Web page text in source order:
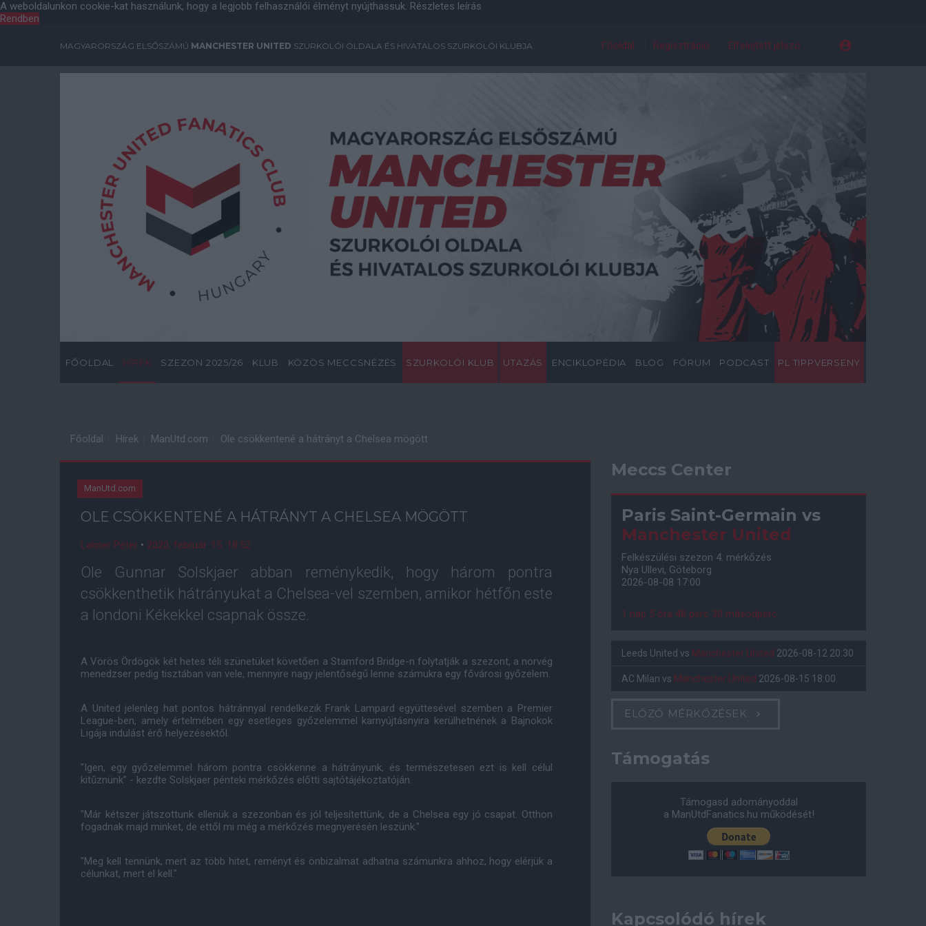
A weboldalunkon cookie-kat használunk, hogy a legjobb felhasználói élményt nyújthassuk. Részletes leírás
Rendben
MAGYARORSZÁG ELSŐSZÁMÚ MANCHESTER UNITED SZURKOLÓI OLDALA ÉS HIVATALOS SZURKOLÓI KLUBJA Főoldal Regisztráció Elfelejtett jelszó
FŐOLDAL HÍREK SZEZON 2025/26 KLUB KÖZÖS MECCSNÉZÉS SZURKOLÓI KLUB UTAZÁS ENCIKLOPÉDIA BLOG FÓRUM PODCAST PL TIPPVERSENY
Főoldal Hírek ManUtd.com Ole csökkentené a hátrányt a Chelsea mögött
ManUtd.com
OLE CSÖKKENTENÉ A HÁTRÁNYT A CHELSEA MÖGÖTT
Lakner Péter • 2020. február. 15. 18:52
Ole Gunnar Solskjaer abban reménykedik, hogy három pontra
csökkenthetik hátrányukat a Chelsea-vel szemben, amikor hétfőn este
a londoni Kékekkel csapnak össze.
A Vörös Ördögök két hetes téli szünetüket követően a Stamford Bridge-n folytatják a szezont, a norvég
menedzser pedig tisztában van vele, mennyire nagy jelentőségű lenne számukra egy fővárosi győzelem.
A United jelenleg hat pontos hátránnyal rendelkezik Frank Lampard együttesével szemben a Premier
League-ben, amely értelmében egy esetleges győzelemmel karnyújtásnyira kerülhetnének a Bajnokok
Ligája indulást érő helyezésektől.
"Igen, egy győzelemmel három pontra csökkenne a hátrányunk, és természetesen ezt is kell célul
kitűznünk" - kezdte Solskjaer pénteki mérkőzés előtti sajtótájékoztatóján.
"Már kétszer játszottunk ellenük a szezonban és jól teljesítettünk, de a Chelsea egy jó csapat. Otthon
fogadnak majd minket, de ettől mi még a mérkőzés megnyerésén leszünk."
"Meg kell tennünk, mert az több hitet, reményt és önbizalmat adhatna számunkra ahhoz, hogy elérjük a
célunkat, mert el kell."
Meccs Center
Paris Saint-Germain vs
Manchester United
Felkészülési szezon 4. mérkőzés
Nya Ullevi, Göteborg
2026-08-08 17:00
1 nap 5 óra 48 perc 29 másodperc
Leeds United vs Manchester United 2026-08-12 20:30
AC Milan vs Manchester United 2026-08-15 18:00
ELŐZŐ MÉRKŐZÉSEK
Támogatás
Támogasd adományoddal
a ManUtdFanatics.hu működését!
Kapcsolódó hírek